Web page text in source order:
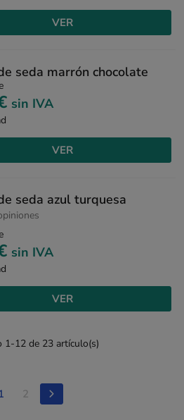
VER
seda marrón chocolate
sin IVA
VER
seda azul turquesa
sin IVA
VER
1-12 de 23 artículo(s)
2